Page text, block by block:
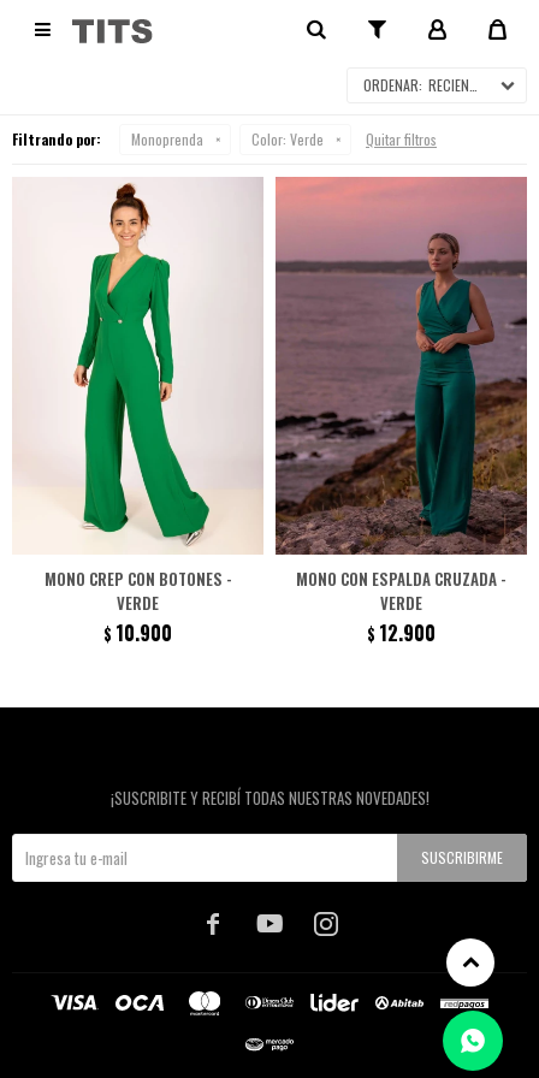
 MONOPRENDA
RECIENTES
Filtrando por: Monoprenda Color: Verde Quitar filtros
MONO CREP CON BOTONES -
VERDE
$ 10.900
MONO CON ESPALDA CRUZADA -
VERDE
$ 12.900
¡SUSCRIBITE Y RECIBÍ TODAS NUESTRAS NOVEDADES!
SUSCRIBIRME
  